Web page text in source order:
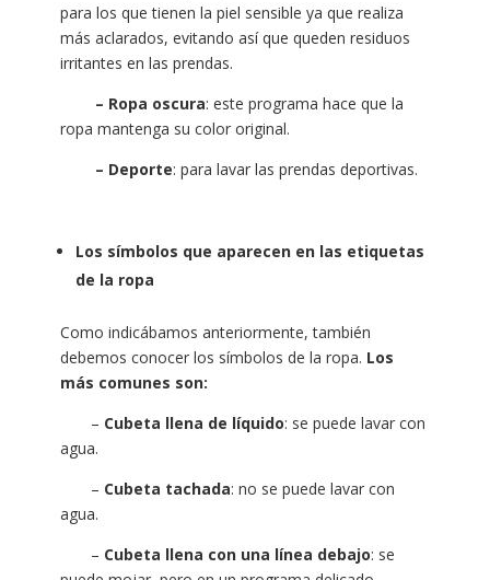
para los que tienen la piel sensible ya que realiza
más aclarados, evitando así que queden residuos
irritantes en las prendas.
– Ropa oscura: este programa hace que la
ropa mantenga su color original.
– Deporte: para lavar las prendas deportivas.
Los símbolos que aparecen en las etiquetas
de la ropa
Como indicábamos anteriormente, también
debemos conocer los símbolos de la ropa. Los
más comunes son:
– Cubeta llena de líquido: se puede lavar con
agua.
– Cubeta tachada: no se puede lavar con
agua.
– Cubeta llena con una línea debajo: se